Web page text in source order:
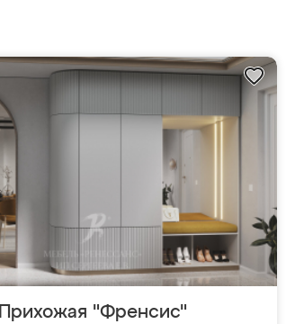
Прихожая "Френсис"